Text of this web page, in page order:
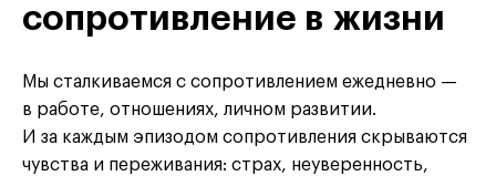
сопротивление в жизни
Мы сталкиваемся с сопротивлением ежедневно —
в работе, отношениях, личном развитии.
И за каждым эпизодом сопротивления скрываются
чувства и переживания: страх, неуверенность,